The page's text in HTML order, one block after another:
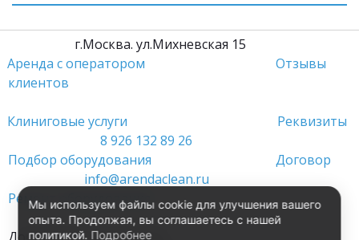
Аренда с оператором
Отзывы
клиентов
Клиниговые услуги
Реквизиты
8 926 132 89 26
Подбор оборудования
Договор
info@arendaclean.ru
Ремонт оборудования
Мы используем файлы cookie для улучшения вашего
опыта. Продолжая, вы соглашаетесь с нашей
политикой. Подробнее